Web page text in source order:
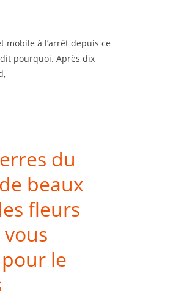
mobile à l’arrêt depuis ce
pourquoi. Après dix
du
beaux
fleurs
le